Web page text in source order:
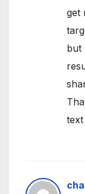
get
but